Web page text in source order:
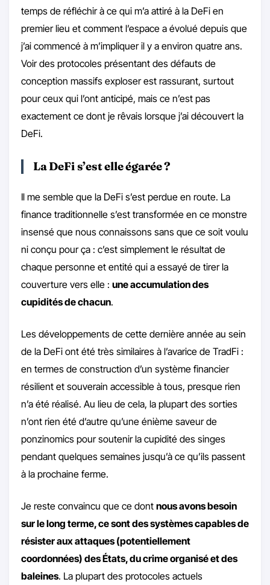
temps de réfléchir à ce qui m’a attiré à la DeFi en
premier lieu et comment l’espace a évolué depuis que
j’ai commencé à m’impliquer il y a environ quatre ans.
Voir des protocoles présentant des défauts de
conception massifs exploser est rassurant, surtout
pour ceux qui l’ont anticipé, mais ce n’est pas
exactement ce dont je rêvais lorsque j’ai découvert la
DeFi.
La DeFi s’est elle égarée ?
Il me semble que la DeFi s’est perdue en route. La
finance traditionnelle s’est transformée en ce monstre
insensé que nous connaissons sans que ce soit voulu
ni conçu pour ça : c’est simplement le résultat de
chaque personne et entité qui a essayé de tirer la
couverture vers elle : une accumulation des
cupidités de chacun.
Les développements de cette dernière année au sein
de la DeFi ont été très similaires à l’avarice de TradFi :
en termes de construction d’un système financier
résilient et souverain accessible à tous, presque rien
n’a été réalisé. Au lieu de cela, la plupart des sorties
n’ont rien été d’autre qu’une énième saveur de
ponzinomics pour soutenir la cupidité des singes
pendant quelques semaines jusqu’à ce qu’ils passent
à la prochaine ferme.
Je reste convaincu que ce dont nous avons besoin
sur le long terme, ce sont des systèmes capables de
résister aux attaques (potentiellement
coordonnées) des États, du crime organisé et des
baleines. La plupart des protocoles actuels